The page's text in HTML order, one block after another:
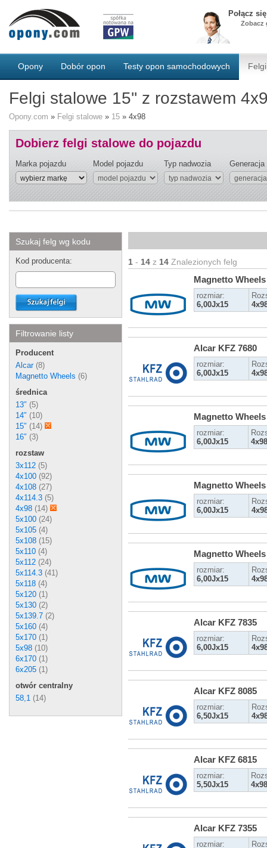
Połącz
Zobacz
Opony Dobór opon Testy opon samochodowych
Felgi stalowe 15'' z rozstawem
Opony.com » Felgi stalowe » 15 » 4x98
Dobierz felgi stalowe do pojazdu
Marka pojazdu Model pojazdu Typ nadwozia Generacja
Szukaj felg wg kodu
Kod producenta:
Filtrowanie listy
Producent
Alcar(8)
Magnetto Wheels (6)
średnica
13″ (5)
14″ (10)
15″ (14)
16″ (3)
rozstaw
3x112 (5)
4x100 (92)
4x108 (27)
4x114.3 (5)
4x98 (14)
5x100 (24)
5x105 (4)
5x108 (15)
5x110 (4)
5x112 (24)
5x114.3 (41)
5x118 (4)
5x120 (1)
5x130 (2)
5x139.7 (2)
5x160 (4)
5x170 (1)
5x98 (10)
6x170 (1)
6x205 (1)
otwór centralny
58,1 (14)
1 - 14 z 14 Znalezionych felg
Magnetto
rozmiar:
6,00Jx15
Alcar KFZ 7680
rozmiar:
6,00Jx15
Magnetto
rozmiar:
6,00Jx15
4x98
Magnetto
rozmiar:
6,00Jx15
Magnetto
rozmiar:
6,00Jx15
Alcar KFZ 7835
rozmiar:
6,00Jx15
Alcar KFZ 8085
rozmiar:
6,50Jx15
Alcar KFZ 6815
rozmiar:
5,50Jx15
4x98
Alcar KFZ 7355
rozmiar: